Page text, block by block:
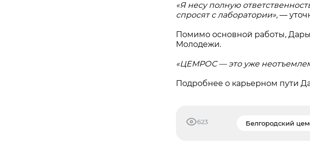
«Я несу полную
спросят с лаборатории»,—
Помимо основной работы,
Молодежи.
«ЦЕМРОС — это уже
Подробнее о карьерном пути
623 Белгородский